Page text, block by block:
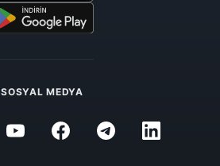
SOSYAL MEDYA